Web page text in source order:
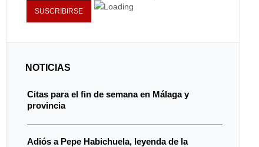
NOTICIAS
Citas para el fin de semana en Málaga y
provincia
Adiós a Pepe Habichuela, leyenda de la